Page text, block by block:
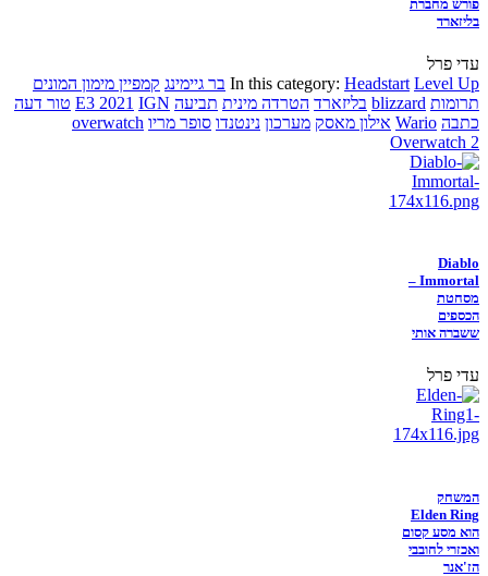
פורש מחברת
בליזארד
עדי פרל
In this category: Headstart Level Up בר גיימינג קמפיין מימון המונים
תרומות blizzard בליזארד הטרדה מינית תביעה E3 2021 IGN
טור דעה
כתבה Wario אילון מאסק מערכון נינטנדו סופר מריו overwatch
Overwatch 2
Diablo
Immortal –
מסחטת
הכספים
ששברה אותי
עדי פרל
המשחק
Elden Ring
הוא מסע קסום
ואכזרי לחובבי
הז'אנר